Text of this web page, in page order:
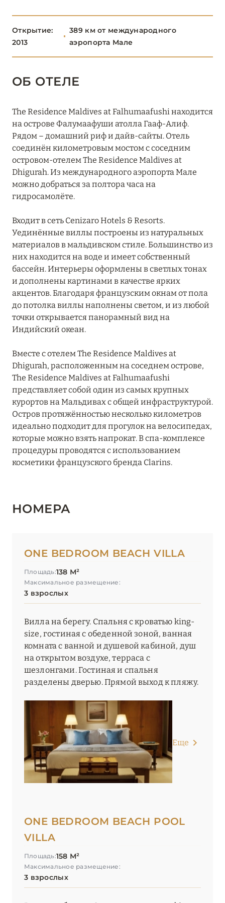
ТАА 1
ХАА-АЛИФ
Park Hyatt Maldives Hadahaa
The Halcyon Private Isles Maldives, Autograph
Collection
The Residence Maldives At Dhigurah
The Residence Maldives At Falhumaafushi
ШАВИЙАНИ
ЮЖНЫЙ АРИ 8
ЮЖНЫЙ МАЛЕ 13
Открытие:
2013
389 км от международного
аэропорта Мале
ОБ ОТЕЛЕ
The Residence Maldives at Falhumaafushi находится
на острове Фалумаафуши атолла Гааф-Алиф.
Рядом – домашний риф и дайв-сайты. Отель
соединён километровым мостом с соседним
островом-отелем The Residence Maldives at
Dhigurah. Из международного аэропорта Мале
можно добраться за полтора часа на
гидросамолёте.
Входит в сеть Cenizaro Hotels & Resorts.
Уединённые виллы построены из натуральных
материалов в мальдивском стиле. Большинство из
них находится на воде и имеет собственный
бассейн. Интерьеры оформлены в светлых тонах
и дополнены картинами в качестве ярких
акцентов. Благодаря французским окнам от пола
до потолка виллы наполнены светом, и из любой
точки открывается панорамный вид на
Индийский океан.
Вместе с отелем The Residence Maldives at
Dhigurah, расположенным на соседнем острове,
The Residence Maldives at Falhumaafushi
представляет собой один из самых крупных
курортов на Мальдивах с общей инфраструктурой.
Остров протяжённостью несколько километров
идеально подходит для прогулок на велосипедах,
которые можно взять напрокат. В спа-комплексе
процедуры проводятся с использованием
косметики французского бренда Clarins.
НОМЕРА
ONE BEDROOM BEACH VILLA
Площадь:138 М²
Максимальное размещение:
3 взрослых
Вилла на берегу. Спальня с кроватью king-
size, гостиная с обеденной зоной, ванная
комната с ванной и душевой кабиной, душ
на открытом воздухе, терраса с
шезлонгами. Гостиная и спальня
разделены дверью. Прямой выход к пляжу.
Еще
ONE BEDROOM BEACH POOL
VILLA
Площадь:158 М²
Максимальное размещение:
3 взрослых